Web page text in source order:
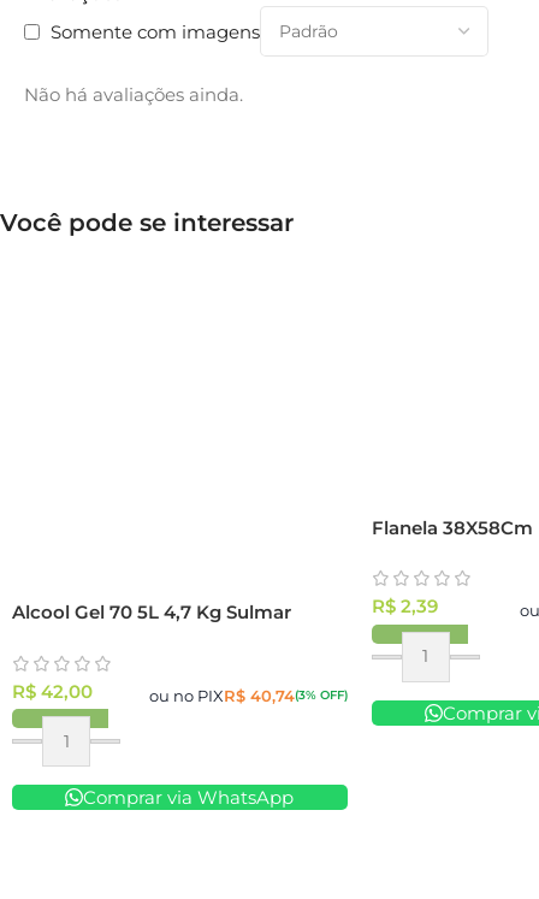
Somente com imagens
Não há avaliações ainda.
Você pode se interessar
Alcool Gel 70 5L 4,7 Kg Sulmar
R$ 42,00 ou no PIXR$40,74(3% OFF)
Comprar via WhatsApp
Flanela 38X58Cm
R$2,39
Comprar